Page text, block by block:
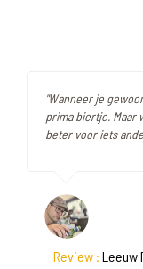
"Wanneer je
prima biertje. Maar
beter voor iets
Review : Leeuw